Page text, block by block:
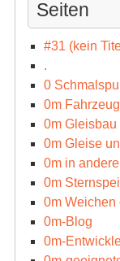
Seiten
#31 (kein
.
0
0m
0m
0m Gleise
0m in
0m
0m Weichen
0m-Blog
0m-